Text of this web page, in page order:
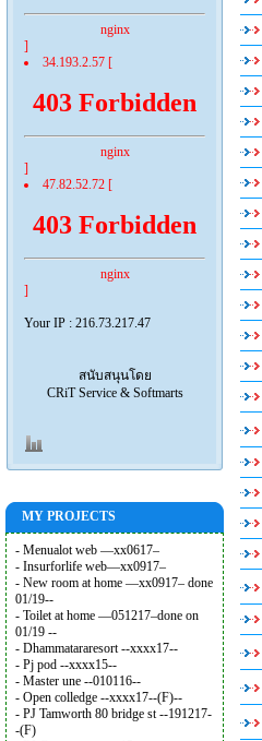
nginx
]
34.193.2.57 [
403 Forbidden
nginx
]
47.82.52.72 [
403 Forbidden
nginx
]
Your IP : 216.73.217.47
สนับสนุนโดย
CRiT Service & Softmarts
MY PROJECTS
- Menualot web —xx0617–
- Insurforlife web—xx0917–
- New room at home —xx0917– done
01/19--
- Toilet at home —051217–done on
01/19 --
- Dhammatararesort --xxxx17--
- Pj pod --xxxx15--
- Master une --010116--
- Open colledge --xxxx17--(F)--
- PJ Tamworth 80 bridge st --191217-
-(F)